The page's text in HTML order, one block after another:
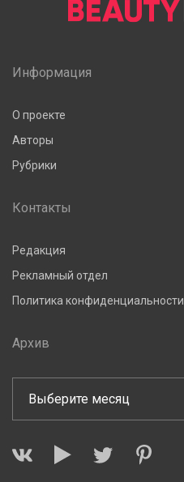
Информация
О проекте
Авторы
Рубрики
Контакты
Редакция
Рекламный отдел
Политика конфиденциальности
Архив